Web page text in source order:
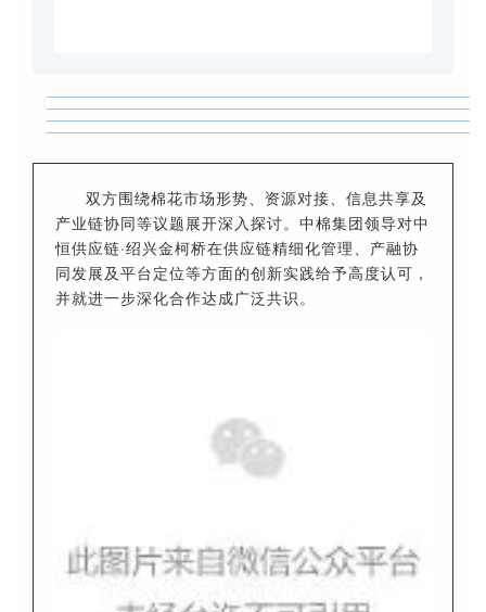
双方围绕棉花市场形势、资源对接、信息共享及
产业链协同等议题展开深入探讨。中棉集团领导对中
恒供应链·绍兴金柯桥在供应链精细化管理、产融协
同发展及平台定位等方面的创新实践给予高度认可，
并就进一步深化合作达成广泛共识。